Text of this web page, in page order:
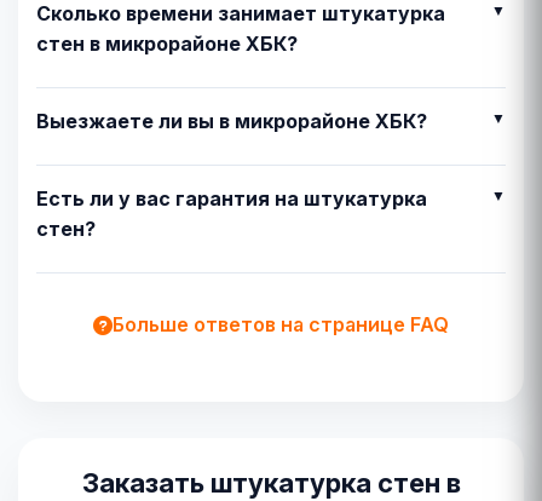
Сколько времени занимает штукатурка
стен в микрорайоне ХБК?
Выезжаете ли вы в микрорайоне ХБК?
Есть ли у вас гарантия на штукатурка
стен?
Больше ответов на странице FAQ
Заказать штукатурка стен в